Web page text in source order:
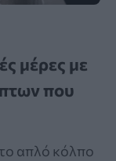
μέρες με
που
απλό κόλπο